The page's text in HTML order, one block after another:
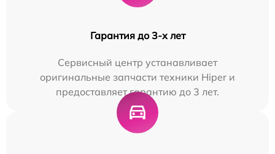
Гарантия до 3-х лет
Сервисный центр устанавливает
оригинальные запчасти техники Hiper и
предоставляет гарантию до 3 лет.